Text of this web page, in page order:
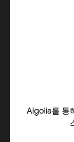
Algolia를 통